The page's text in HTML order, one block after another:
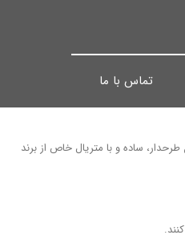
تماس با ما
ساده و با متریال خاص از برند